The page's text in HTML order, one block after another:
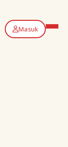
Masuk